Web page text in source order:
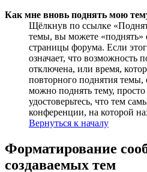
Как мне вновь поднять мою
Щёлкнув по ссылке
темы, вы можете «поднять»
страницы форума. Если
означает, что возможность
отключена, или время,
повторного поднятия
можно поднять тему,
удостоверьтесь, что тем
конференции, на которой
Вернуться к началу
Форматирование
создаваемых тем